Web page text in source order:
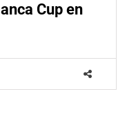
Cup en